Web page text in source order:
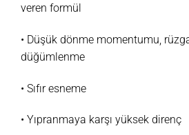
veren formül
• Düşük dönme momentumu,
düğümlenme
• Sıfır esneme
• Yıpranmaya karşı yüksek direnç